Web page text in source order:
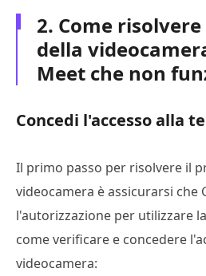
2. Come
della
Meet che non
Concedi l'accesso alla
Il primo passo per risolvere il
videocamera è assicurarsi che
l'autorizzazione per utilizzare
come verificare e concedere
videocamera: